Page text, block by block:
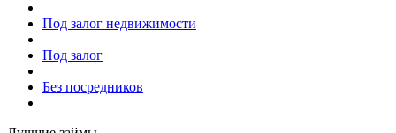
Под залог недвижимости
Под залог
Без посредников